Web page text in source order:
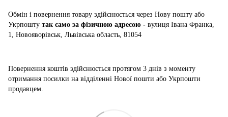
Обмін і повернення товару здійснюється через Нову пошту або
Укрпошту так само за фізичною адресою - вулиця Івана Франка,
1, Новояворівськ, Львівська область, 81054
Повернення коштів здійснюється протягом 3 днів з моменту
отримання посилки на відділенні Нової пошти або Укрпошти
продавцем.